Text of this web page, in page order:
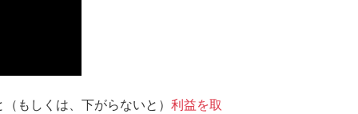
もしくは、下がらないと） 利益を取